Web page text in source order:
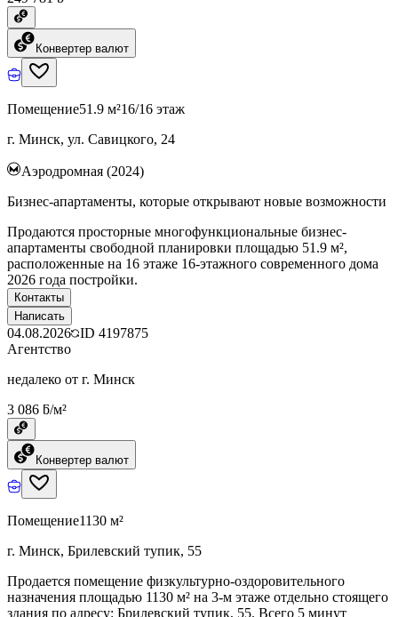
Конвертер валют
Помещение51.9 м²16/16 этаж
г. Минск, ул. Савицкого, 24
Аэродромная (2024)
Бизнес-апартаменты, которые открывают новые возможности
Продаются просторные многофункциональные бизнес-
апартаменты свободной планировки площадью 51.9 м²,
расположенные на 16 этаже 16-этажного современного дома
2026 года постройки.
Контакты
Написать
04.08.2026 ID 4197875
Агентство
недалеко от г. Минск
3 086 ƃ/м²
Конвертер валют
Помещение1130 м²
г. Минск, Брилевский тупик, 55
Продается помещение физкультурно-оздоровительного
назначения площадью 1130 м² на 3-м этаже отдельно стоящего
здания по адресу: Брилевский тупик, 55. Всего 5 минут